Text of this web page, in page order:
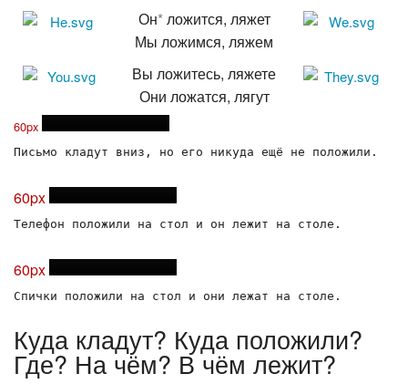
Он*ложится, ляжет
Мы ложимся, ляжем
Вы ложитесь, ляжете
Они ложатся, лягут
60px
Письмо кладут вниз, но его никуда ещё не положили.
60px
Телефон положили на стол и он лежит на столе.
60px
Куда кладут? Куда положили?
Где? На чём? В чём лежит?